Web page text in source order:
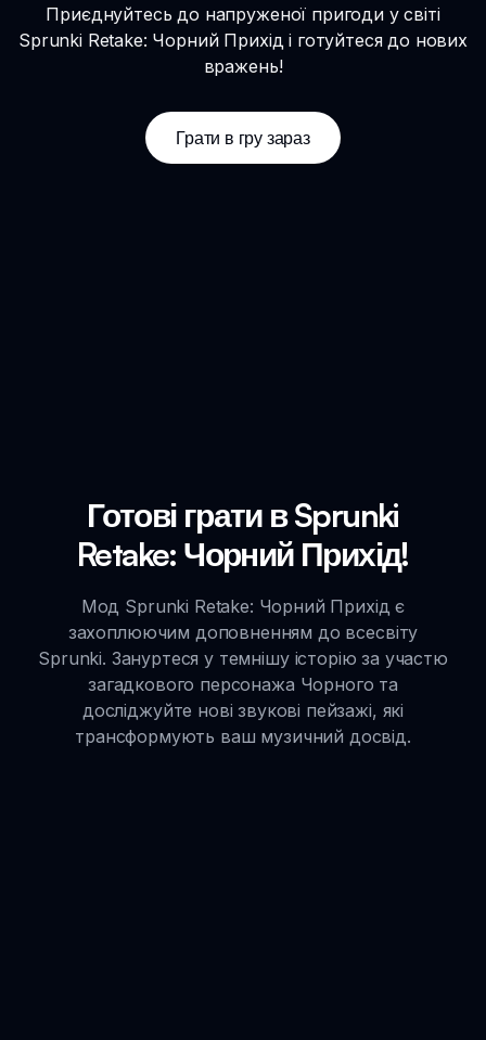
Приєднуйтесь до напруженої пригоди у світі
Sprunki Retake: Чорний Прихід і готуйтеся до нових
вражень!
Грати в гру зараз
Готові грати в Sprunki
Retake: Чорний Прихід!
Мод Sprunki Retake: Чорний Прихід є
захоплюючим доповненням до всесвіту
Sprunki. Зануртеся у темнішу історію за участю
загадкового персонажа Чорного та
досліджуйте нові звукові пейзажі, які
трансформують ваш музичний досвід.